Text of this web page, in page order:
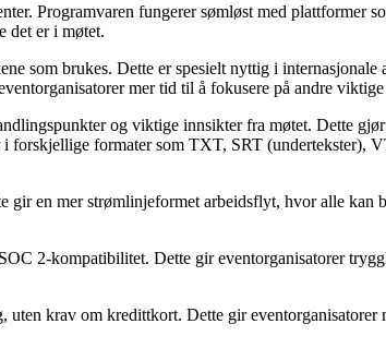
Programvaren fungerer sømløst med plattformer
det er i møtet.
som brukes. Dette er spesielt nyttig i internasjonale
mer tid til å fokusere på andre viktige
og viktige innsikter fra møtet. Dette
i forskjellige formater som TXT, SRT (undertekster),
gir en mer strømlinjeformet arbeidsflyt, hvor alle
2-kompatibilitet. Dette gir eventorganisatorer
krav om kredittkort. Dette gir